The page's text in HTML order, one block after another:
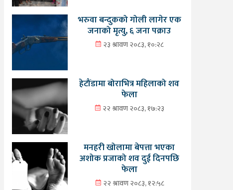
भरुवा बन्दुकको गोली लागेर एक
जनाको मृत्यु, ६ जना पक्राउ
२३ श्रावण २०८३, १०:२८
हेटौंडामा बोराभित्र महिलाको शव
फेला
२२ श्रावण २०८३, १७:२३
मनहरी खोलामा बेपत्ता भएका
अशोक प्रजाको शव दुई दिनपछि
फेला
२२ श्रावण २०८३, १२:५८